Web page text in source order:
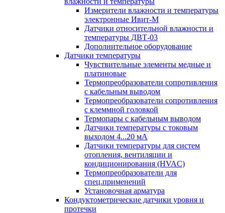
Измерители влажности и температуры
электронные Ивит-М
Датчики относительной влажности и
температуры ДВТ-03
Дополнительное оборудование
Датчики температуры
Чувствительные элементы медные и
платиновые
Термопреобразователи сопротивления
с кабельным выводом
Термопреобразователи сопротивления
с клеммной головкой
Термопары с кабельным выводом
Датчики температуры с токовым
выходом 4...20 мА
Датчики температуры для систем
отопления, вентиляции и
кондиционирования (HVAC)
Термопреобразователи для
спец.применений
Установочная арматура
Кондуктометрические датчики уровня и
протечки